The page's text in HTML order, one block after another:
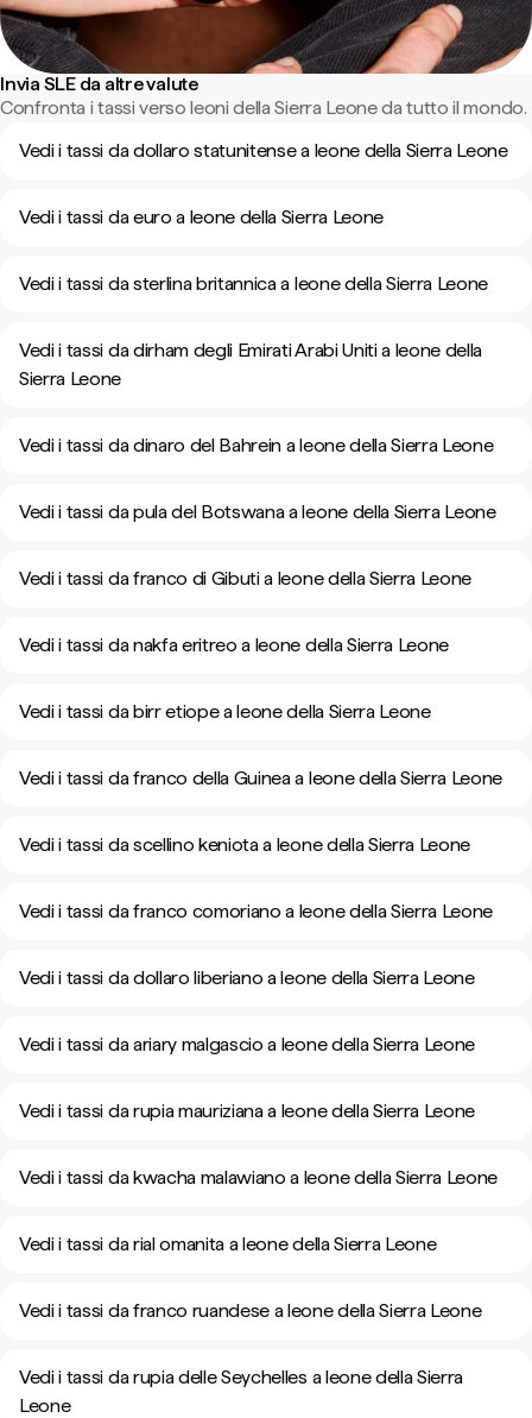
Invia SLE da altre valute
Confronta i tassi verso leoni della Sierra Leone da tutto il mondo.
Vedi i tassi da dollaro statunitense a leone della Sierra Leone
Vedi i tassi da euro a leone della Sierra Leone
Vedi i tassi da sterlina britannica a leone della Sierra Leone
Vedi i tassi da dirham degli Emirati Arabi Uniti a leone della
Sierra Leone
Vedi i tassi da dinaro del Bahrein a leone della Sierra Leone
Vedi i tassi da pula del Botswana a leone della Sierra Leone
Vedi i tassi da franco di Gibuti a leone della Sierra Leone
Vedi i tassi da nakfa eritreo a leone della Sierra Leone
Vedi i tassi da birr etiope a leone della Sierra Leone
Vedi i tassi da franco della Guinea a leone della Sierra Leone
Vedi i tassi da scellino keniota a leone della Sierra Leone
Vedi i tassi da franco comoriano a leone della Sierra Leone
Vedi i tassi da dollaro liberiano a leone della Sierra Leone
Vedi i tassi da ariary malgascio a leone della Sierra Leone
Vedi i tassi da rupia mauriziana a leone della Sierra Leone
Vedi i tassi da kwacha malawiano a leone della Sierra Leone
Vedi i tassi da rial omanita a leone della Sierra Leone
Vedi i tassi da franco ruandese a leone della Sierra Leone
Vedi i tassi da rupia delle Seychelles a leone della Sierra
Leone